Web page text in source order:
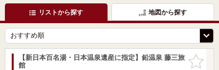
リストから探す 地図から探す
お気に入
りに追加
【新日本百名湯・日本温泉遺産に指定】鉛温泉 藤三旅
館